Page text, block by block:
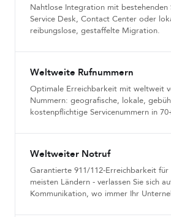
Nahtlose Integration mit bestehenden
Service Desk, Contact Center oder
reibungslose, gestaffelte Migration.
Weltweite Rufnummern
Optimale Erreichbarkeit mit weltweit
Nummern: geografische, lokale,
kostenpflichtige Servicenummern in
Weltweiter Notruf
Garantierte 911/112-Erreichbarkeit
meisten Ländern - verlassen Sie sich
Kommunikation, wo immer Ihr